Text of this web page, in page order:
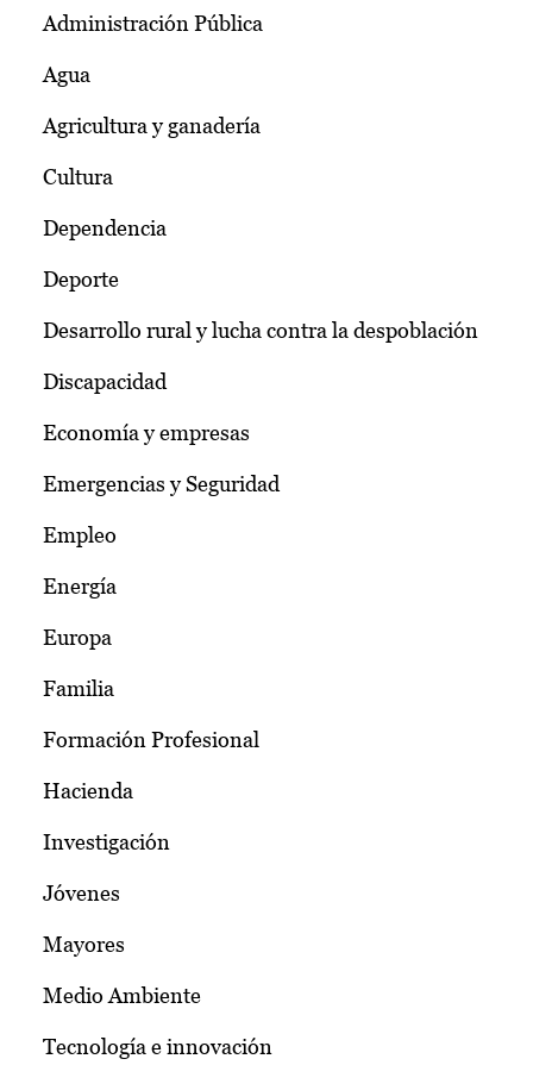
Administración Pública
Agua
Agricultura y ganadería
Cultura
Dependencia
Deporte
Desarrollo rural y lucha contra la despoblación
Discapacidad
Economía y empresas
Emergencias y Seguridad
Empleo
Energía
Europa
Familia
Formación Profesional
Hacienda
Investigación
Jóvenes
Mayores
Medio Ambiente
Tecnología e innovación